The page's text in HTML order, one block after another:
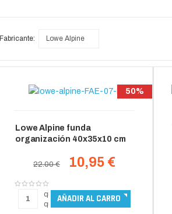
Fabricante: Lowe Alpine
50%
Lowe Alpine funda
organización 40x35x10 cm
22.00 € 10,95 €